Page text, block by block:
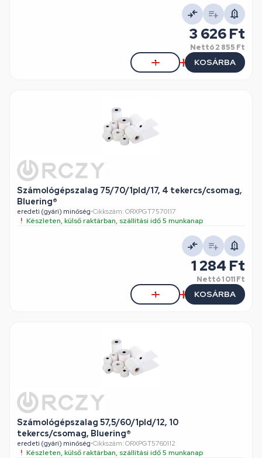
3 626 Ft
Nettó2 855 Ft
KOSÁRBA
Számológépszalag 75/70/1pld/17, 4 tekercs/csomag,
Bluering®
eredeti (gyári) minőség•Cikkszám: ORXPGT7570117
Készleten, külső raktárban, szállítási idő 5 munkanap
1 284 Ft
Nettó1 011 Ft
KOSÁRBA
Számológépszalag 57,5/60/1pld/12, 10
tekercs/csomag, Bluering®
eredeti (gyári) minőség•Cikkszám: ORXPGT5760112
Készleten, külső raktárban, szállítási idő 5 munkanap